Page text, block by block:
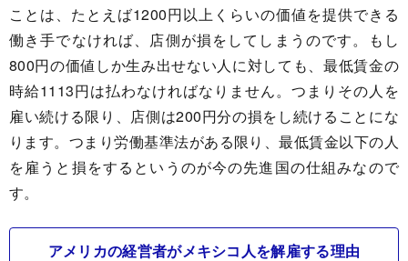
ことは、たとえば1200円以上くらいの価値を提供できる
働き手でなければ、店側が損をしてしまうのです。もし
800円の価値しか生み出せない人に対しても、最低賃金の
時給1113円は払わなければなりません。つまりその人を
雇い続ける限り、店側は200円分の損をし続けることにな
ります。つまり労働基準法がある限り、最低賃金以下の人
を雇うと損をするというのが今の先進国の仕組みなので
す。
アメリカの経営者がメキシコ人を解雇する理由